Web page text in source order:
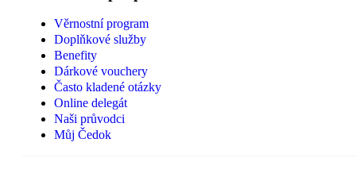
Věrnostní program
Doplňkové služby
Benefity
Dárkové vouchery
Často kladené otázky
Online delegát
Naši průvodci
Můj Čedok